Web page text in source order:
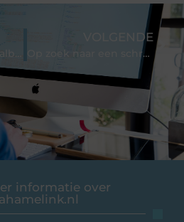
informatie over
Vind goede en betaalbare hoortoestellen
VOLGENDE
Op zoek naar een schroef in een hooiberg